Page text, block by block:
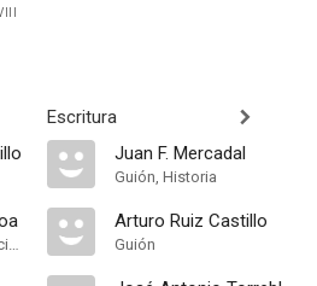
Asistente de Dirección
Escritura
Juan F. Mercadal
Guión, Historia
Arturo Ruiz Castillo
Guión